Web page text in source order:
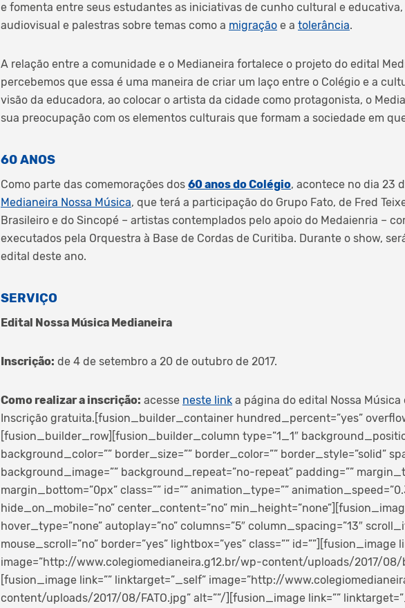
e fomenta entre seus estudantes as iniciativas de cunho cultural e
audiovisual e palestras sobre temas como a migração e a tolerância.
A relação entre a comunidade e o Medianeira fortalece o projeto do edital
percebemos que essa é uma maneira de criar um laço entre o Colégio e a
visão da educadora, ao colocar o artista da cidade como protagonista, o
sua preocupação com os elementos culturais que formam a sociedade em
60 ANOS
Como parte das comemorações dos 60 anos do Colégio, acontece no dia 23
Medianeira Nossa Música, que terá a participação do Grupo Fato, de Fred
Brasileiro e do Sincopé – artistas contemplados pelo apoio do Medaienria –
executados pela Orquestra à Base de Cordas de Curitiba. Durante o show,
edital deste ano.
SERVIÇO
Edital Nossa Música Medianeira
Inscrição: de 4 de setembro a 20 de outubro de 2017.
Como realizar a inscrição: acesse neste link a página do edital Nossa
Inscrição gratuita.[fusion_builder_container hundred_percent=”yes”
[fusion_builder_row][fusion_builder_column type=”1_1″
background_color=”” border_size=”” border_color=”” border_style=”solid”
background_image=”” background_repeat=”no-repeat” padding=””
margin_bottom=”0px” class=”” id=”” animation_type=””
hide_on_mobile=”no” center_content=”no”
hover_type=”none” autoplay=”no” columns=”5″ column_spacing=”13″
mouse_scroll=”no” border=”yes” lightbox=”yes” class=”” id=””][fusion_image
image=”http://www.colegiomedianeira.g12.br/wp-content/uploads/2017/08/
[fusion_image link=”” linktarget=”_self” image=”http://
content/uploads/2017/08/FATO.jpg” alt=””/][fusion_image link=””